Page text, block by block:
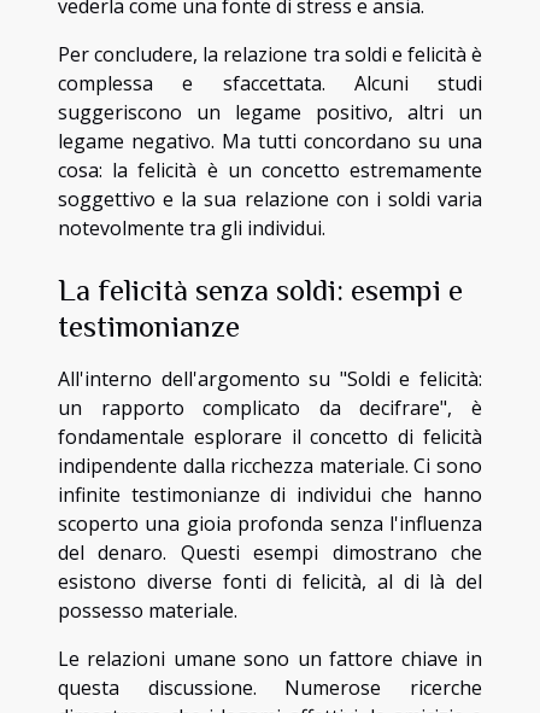
vederla come una fonte di stress e ansia.
Per concludere, la relazione tra soldi e felicità è
complessa e sfaccettata. Alcuni studi
suggeriscono un legame positivo, altri un
legame negativo. Ma tutti concordano su una
cosa: la felicità è un concetto estremamente
soggettivo e la sua relazione con i soldi varia
notevolmente tra gli individui.
La felicità senza soldi: esempi e
testimonianze
All'interno dell'argomento su "Soldi e felicità:
un rapporto complicato da decifrare", è
fondamentale esplorare il concetto di felicità
indipendente dalla ricchezza materiale. Ci sono
infinite testimonianze di individui che hanno
scoperto una gioia profonda senza l'influenza
del denaro. Questi esempi dimostrano che
esistono diverse fonti di felicità, al di là del
possesso materiale.
Le relazioni umane sono un fattore chiave in
questa discussione. Numerose ricerche